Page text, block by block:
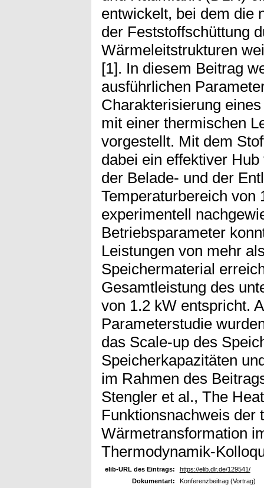
entwickelt, bei dem die
der Feststoffschüttung
Wärmeleitstrukturen
[1]. In diesem Beitrag
ausführlichen
Charakterisierung
mit einer thermischen
vorgestellt. Mit dem
dabei ein effektiver
der Belade- und der
Temperaturbereich von
experimentell
Betriebsparameter
Leistungen von mehr
Speichermaterial
Gesamtleistung des
von 1.2 kW entspricht.
Parameterstudie
das Scale-up des
Speicherkapazitäten
im Rahmen des
Stengler et al., The
Funktionsnachweis der
Wärmetransformation
Thermodynamik-
elib-URL des Eintrags:
https://elib.dlr.de/129541/
Dokumentart:
Konferenzbeitrag (Vortrag)